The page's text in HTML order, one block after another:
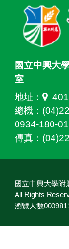
國立中興大
室
地址：
總機：
0934-180-
傳真：
國立中興大學附
All Rights
瀏覽人數